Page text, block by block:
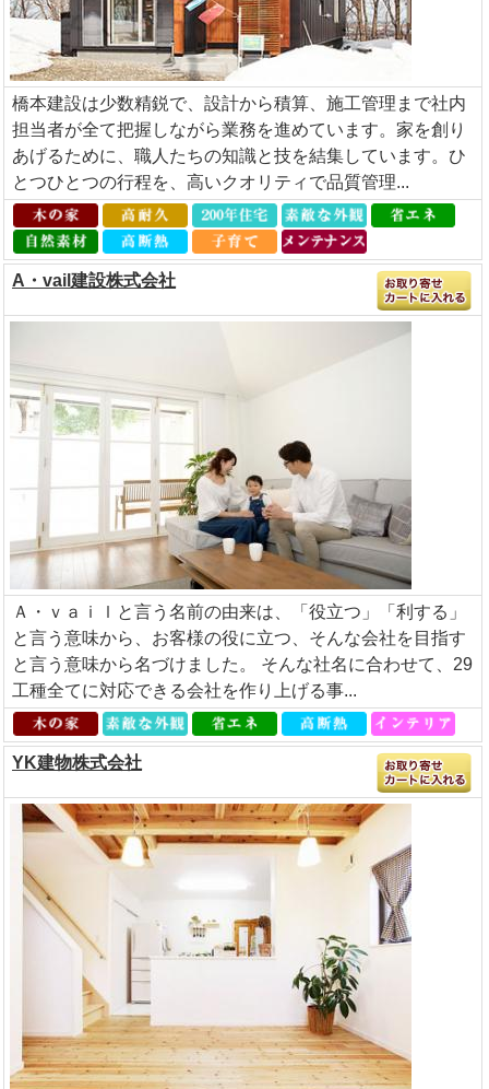
橋本建設は少数精鋭で、設計から積算、施工管理まで社内
担当者が全て把握しながら業務を進めています。家を創り
あげるために、職人たちの知識と技を結集しています。ひ
とつひとつの行程を、高いクオリティで品質管理...
A・vail建設株式会社
Ａ・ｖａｉｌと言う名前の由来は、「役立つ」「利する」
と言う意味から、お客様の役に立つ、そんな会社を目指す
と言う意味から名づけました。 そんな社名に合わせて、29
工種全てに対応できる会社を作り上げる事...
YK建物株式会社